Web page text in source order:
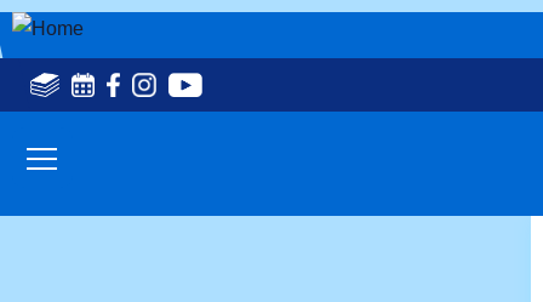
Skip to main content
Social
Media
navigation